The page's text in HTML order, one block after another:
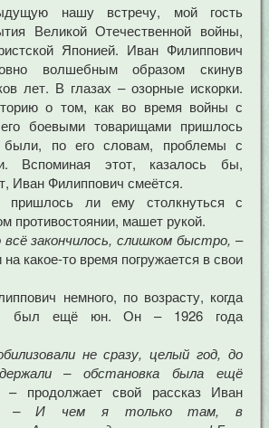
нашу встречу, мой гость
Великой Отечественной войны,
Японией. Иван Филиппович
волшебным образом скинув
лет. В глазах – озорные искорки.
о том, как во время войны с
боевыми товарищами пришлось
были, по его словам, проблемы с
Вспоминая этот, казалось бы,
Иван Филиппович смеётся.
ли ему столкнуться с
противостоянии, машет рукой.
закончилось, слишком быстро, –
на какое-то время погружается в свои
немного, по возрасту, когда
был ещё юн. Он – 1926 года
не сразу, целый год, до
– обстановка была ещё
– продолжает свой рассказ Иван
– И чем я только там, в